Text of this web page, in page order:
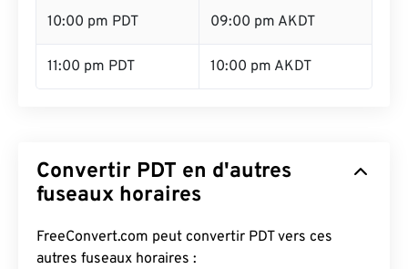
10:00 pm PDT 09:00 pm AKDT
11:00 pm PDT 10:00 pm AKDT
Convertir PDT en d'autres
fuseaux horaires
FreeConvert.com peut convertir PDT vers ces
autres fuseaux horaires :